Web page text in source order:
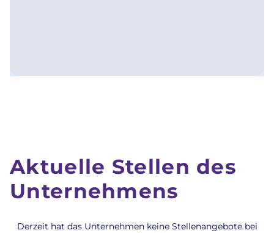
Aktuelle Stellen des
Unternehmens
Derzeit hat das Unternehmen keine Stellenangebote bei